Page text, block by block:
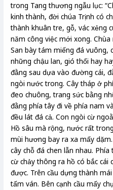
trong Tang thương ngẫu lục:
kinh thành, đời chúa Trịnh có
thành khuân tre, gỗ, vác xẻng
năm công việc mới xong.
San bày tám miếng đá vuông,
những chậu lan, gió thổi hay
đằng sau dựa vào đường cái,
ngòi nước trong. Cây tháp ở
đeo chuông, trang sức bằng
đằng phía tây đi về phía nam
đều lát đá cả. Con ngòi cừ
Hồ sâu mà rộng, nước rất
mùi hương bay ra xa mấy
cây chỗ đá chen lẫn nhau.
cừ chảy thông ra hồ có bắc cái
được. Trên cầu dựng thành
tấm ván. Bên cạnh cầu mấy